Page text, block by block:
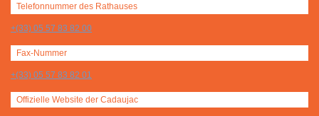
Telefonnummer des Rathauses
+(33) 05 57 83 82 00
Fax-Nummer
+(33) 05 57 83 82 01
Offizielle Website der Cadaujac